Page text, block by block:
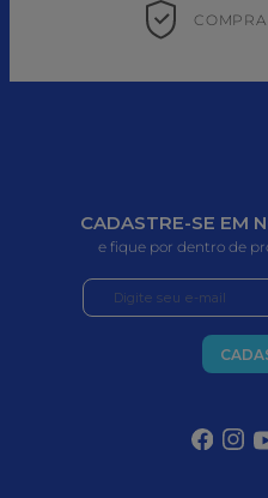
CADASTRE-SE EM
e fique por dentro de